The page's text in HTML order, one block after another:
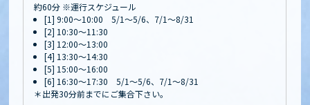
約60分 ※運行スケジュール
[1] 9:00～10:00 5/1～5/6、7/1～8/31
[2] 10:30～11:30
[3] 12:00～13:00
[4] 13:30～14:30
[5] 15:00～16:00
[6] 16:30～17:30 5/1～5/6、7/1～8/31
＊出発30分前までにご集合下さい。